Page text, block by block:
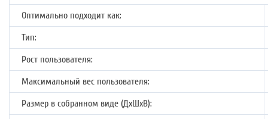
Оптимально подходит как:
Тип:
Рост пользователя:
Максимальный вес пользователя:
Размер в собранном виде (ДхШхВ):